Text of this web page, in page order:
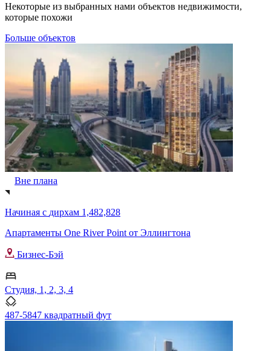
Некоторые из выбранных нами объектов недвижимости,
которые похожи
Больше объектов
Вне плана
Начиная с дирхам 1,482,828
Апартаменты One River Point от Эллингтона
Бизнес-Бэй
Студия, 1, 2, 3, 4
487-5847 квадратный фут